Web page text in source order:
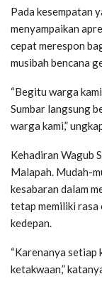
Pada kesempatan
menyampaikan
cepat merespon
musibah bencana
“Begitu warga
Sumbar langsung
warga kami,”
Kehadiran Wagub
Malapah. Mudah-
kesabaran dalam
tetap memiliki rasa
kedepan.
“Karenanya setiap
ketakwaan,”